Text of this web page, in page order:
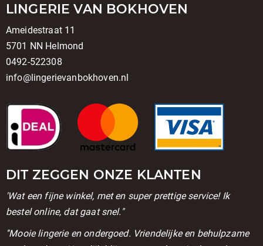
LINGERIE VAN BOKHOVEN
Ameidestraat 11
5701 NN Helmond
0492-522308
info@lingerievanbokhoven.nl
DIT ZEGGEN ONZE KLANTEN
'Wat een fijne winkel, met en super prettige service! Ik
bestel online, dat gaat snel."
''Mooie lingerie en ondergoed. Vriendelijke en behulpzame